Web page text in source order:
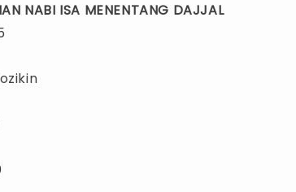
NABI ISA MENENTANG DAJJAL